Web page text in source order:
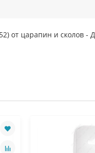
от царапин и сколов -